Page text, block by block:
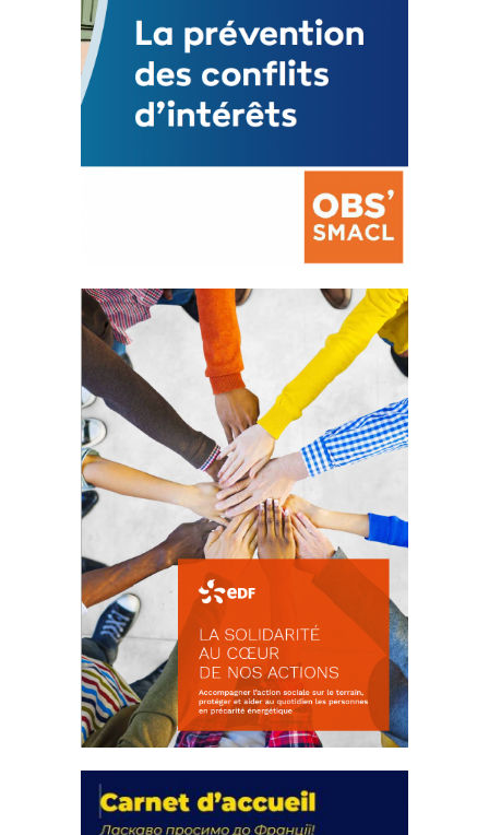
La prévention des conflits
d’intérêts
18 septembre 2023
FEUILLETER
actions
18 septembre 2023